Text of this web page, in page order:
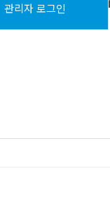
관리자 로그인